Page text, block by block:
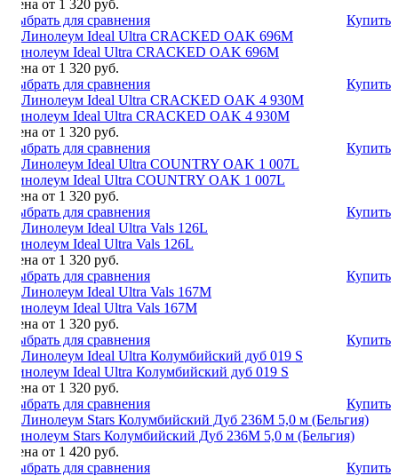
Цена от 1 320 руб.
Купить
Выбрать для сравнения
Линолеум Ideal Ultra CRACKED OAK 696M
Цена от 1 320 руб.
Купить
Выбрать для сравнения
Линолеум Ideal Ultra СRACKED OAK 4 930M
Цена от 1 320 руб.
Купить
Выбрать для сравнения
Линолеум Ideal Ultra COUNTRY OAK 1 007L
Цена от 1 320 руб.
Купить
Выбрать для сравнения
Линолеум Ideal Ultra Vals 126L
Цена от 1 320 руб.
Купить
Выбрать для сравнения
Линолеум Ideal Ultra Vals 167M
Цена от 1 320 руб.
Купить
Выбрать для сравнения
Линолеум Ideal Ultra Колумбийский дуб 019 S
Цена от 1 320 руб.
Купить
Выбрать для сравнения
Линолеум Stars Колумбийский Дуб 236М 5,0 м (Бельгия)
Цена от 1 420 руб.
Купить
Выбрать для сравнения